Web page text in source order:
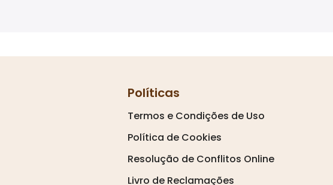
Políticas
Termos e Condições de Uso
Política de Cookies
Resolução de Conflitos Online
Livro de Reclamações